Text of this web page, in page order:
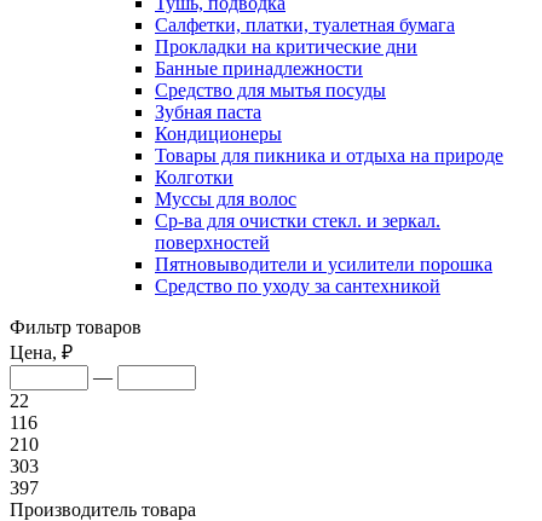
Салфетки, платки, туалетная бумага
Прокладки на критические дни
Банные принадлежности
Средство для мытья посуды
Зубная паста
Кондиционеры
Товары для пикника и отдыха на природе
Колготки
Муссы для волос
Ср-ва для очистки стекл. и зеркал.
поверхностей
Пятновыводители и усилители порошка
Средство по уходу за сантехникой
Фильтр товаров
Цена, ₽
—
22
116
210
303
397
Производитель товара